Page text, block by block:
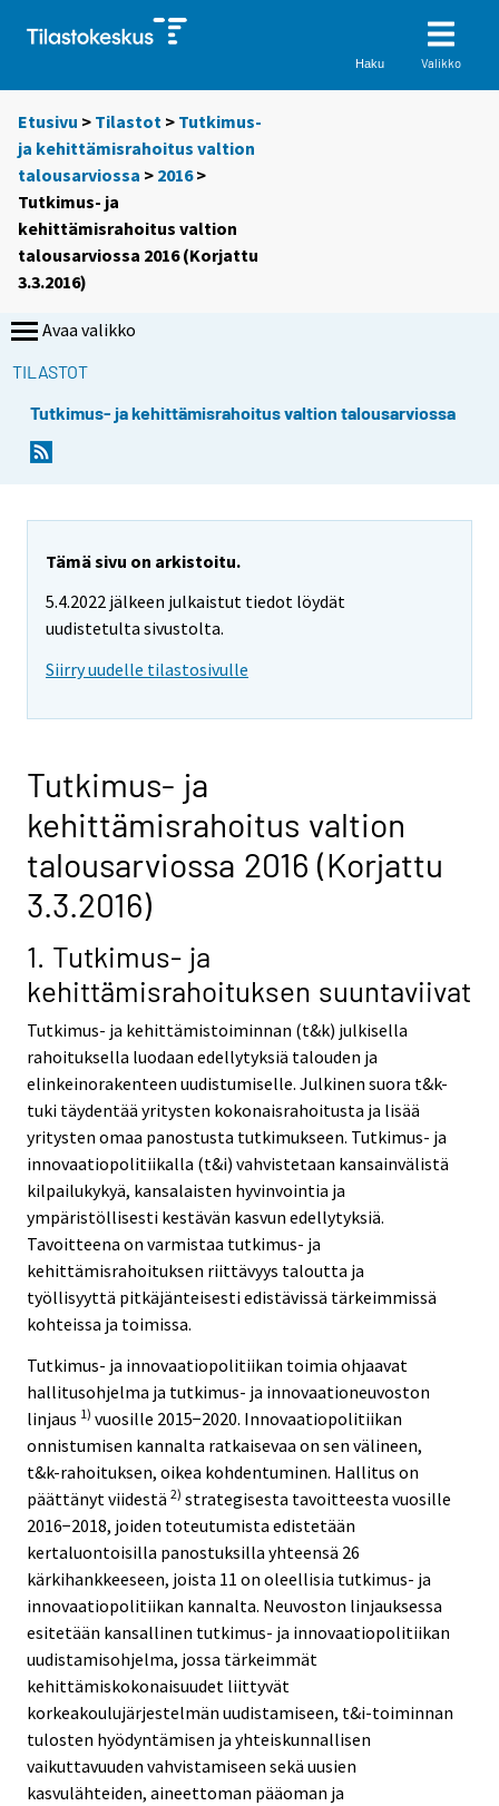
Haku Valikko
Etusivu > Tilastot > Tutkimus-
ja kehittämisrahoitus valtion
talousarviossa > 2016>
Tutkimus- ja
kehittämisrahoitus valtion
talousarviossa 2016 (Korjattu
3.3.2016)
Avaa valikko
TILASTOT
Tutkimus- ja kehittämisrahoitus valtion talousarviossa
Tämä sivu on arkistoitu.
5.4.2022 jälkeen julkaistut tiedot löydät
uudistetulta sivustolta.
Siirry uudelle tilastosivulle
Tutkimus- ja
kehittämisrahoitus valtion
talousarviossa 2016 (Korjattu
3.3.2016)
1. Tutkimus- ja
kehittämisrahoituksen suuntaviivat
Tutkimus- ja kehittämistoiminnan (t&k) julkisella
rahoituksella luodaan edellytyksiä talouden ja
elinkeinorakenteen uudistumiselle. Julkinen suora t&k-
tuki täydentää yritysten kokonaisrahoitusta ja lisää
yritysten omaa panostusta tutkimukseen. Tutkimus- ja
innovaatiopolitiikalla (t&i) vahvistetaan kansainvälistä
kilpailukykyä, kansalaisten hyvinvointia ja
ympäristöllisesti kestävän kasvun edellytyksiä.
Tavoitteena on varmistaa tutkimus- ja
kehittämisrahoituksen riittävyys taloutta ja
työllisyyttä pitkäjänteisesti edistävissä tärkeimmissä
kohteissa ja toimissa.
Tutkimus- ja innovaatiopolitiikan toimia ohjaavat
hallitusohjelma ja tutkimus- ja innovaationeuvoston
linjaus 1) vuosille 2015−2020. Innovaatiopolitiikan
onnistumisen kannalta ratkaisevaa on sen välineen,
t&k-rahoituksen, oikea kohdentuminen. Hallitus on
päättänyt viidestä 2) strategisesta tavoitteesta vuosille
2016−2018, joiden toteutumista edistetään
kertaluontoisilla panostuksilla yhteensä 26
kärkihankkeeseen, joista 11 on oleellisia tutkimus- ja
innovaatiopolitiikan kannalta. Neuvoston linjauksessa
esitetään kansallinen tutkimus- ja innovaatiopolitiikan
uudistamisohjelma, jossa tärkeimmät
kehittämiskokonaisuudet liittyvät
korkeakoulujärjestelmän uudistamiseen, t&i-toiminnan
tulosten hyödyntämisen ja yhteiskunnallisen
vaikuttavuuden vahvistamiseen sekä uusien
kasvulähteiden, aineettoman pääoman ja